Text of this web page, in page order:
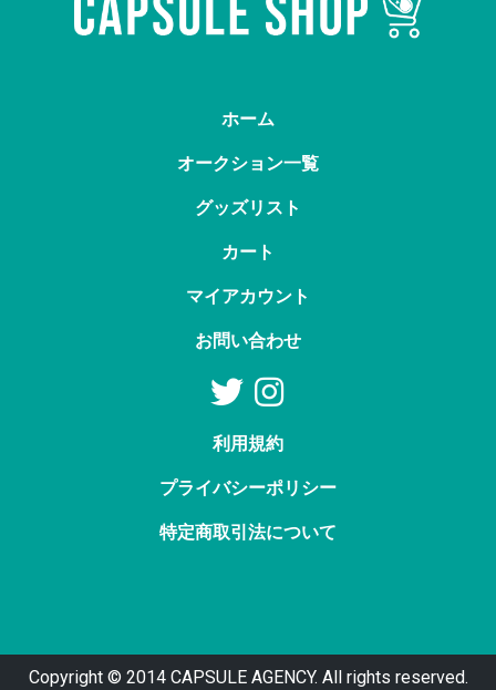
ホーム
オークション一覧
グッズリスト
カート
マイアカウント
お問い合わせ
利用規約
プライバシーポリシー
特定商取引法について
Copyright © 2014 CAPSULE AGENCY. All rights reserved.